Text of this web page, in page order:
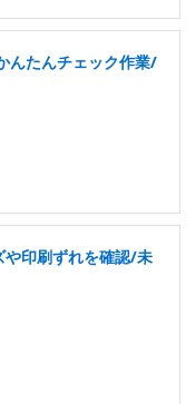
んたんチェック作業/
や印刷ずれを確認/未